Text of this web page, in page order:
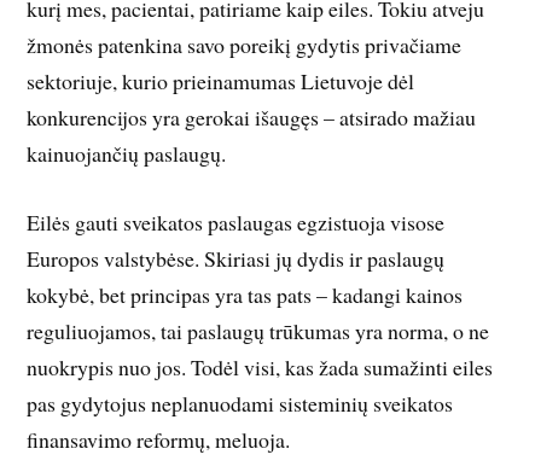
kurį mes, pacien­tai, patiriame kaip eiles. Tokiu atveju
žmonės patenkina savo poreikį gydytis privačiame
sektoriuje, kurio prieinamumas Lietuvoje dėl
konkurencijos yra gerokai išaugęs – atsirado mažiau
kainuojančių paslaugų.
Eilės gauti sveikatos paslaugas egzistuoja visose
Europos valstybėse. Skiriasi jų dydis ir paslaugų
kokybė, bet principas yra tas pats – kadangi kainos
reguliuojamos, tai paslaugų trūkumas yra norma, o ne
nuokrypis nuo jos. Todėl visi, kas žada sumažinti eiles
pas gydytojus neplanuodami sisteminių sveikatos
finansavimo reformų, meluoja.